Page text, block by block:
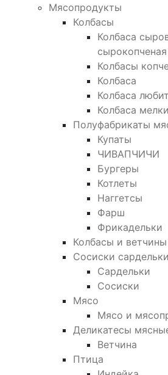
Мясопродукты
Колбасы
Колбаса
сырокопченая
Колбасы
Колбаса
Колбаса
Колбаса
Полуфабрикаты
Купаты
ЧИВАПЧИЧИ
Бургеры
Котлеты
Наггетсы
Фарш
Фрикадельки
Колбасы и
Сосиски
Сардельки
Сосиски
Мясо
Мясо и
Деликатесы
Ветчина
Птица